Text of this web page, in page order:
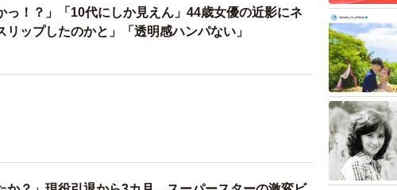
っ！？」「10代にしか見えん」44歳女優の近影にネ
ップしたのかと」「透明感ハンパない」